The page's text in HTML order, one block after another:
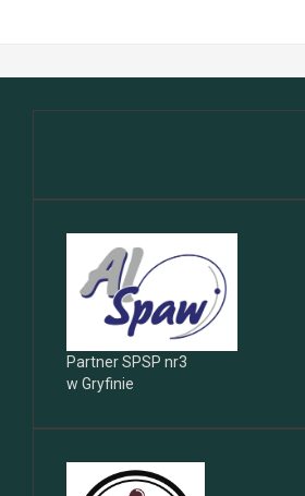
Partner SPSP nr3
w Gryfinie